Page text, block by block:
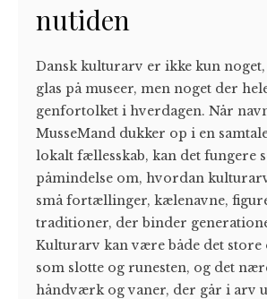
nutiden
Dansk kulturarv er ikke kun
glas på museer, men noget der
genfortolket i hverdagen. Når
MusseMand dukker op i en
lokalt fællesskab, kan det fungere
påmindelse om, hvordan
små fortællinger, kælenavne,
traditioner, der binder
Kulturarv kan være både det store
som slotte og runesten, og det
håndværk og vaner, der går i arv